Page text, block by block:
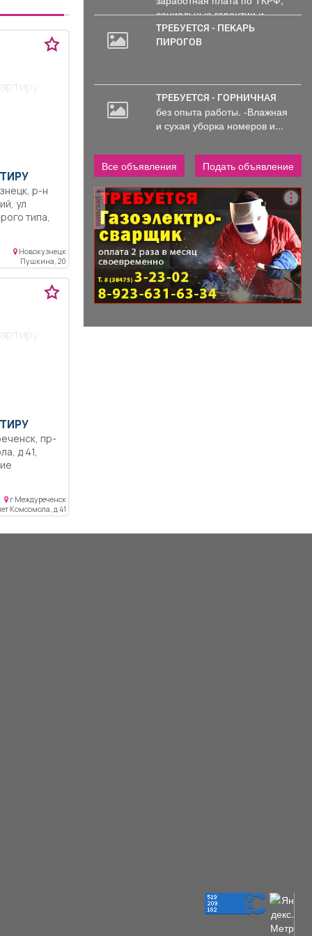
ул
окна,
Новокузнецк
Пушкина, 20
д 41,
Квартира
доме.
все
г Междуреченск
Комсомола, д 41
социальные гарантии и
уверенность в...
ТРЕБУЕТСЯ - ПЕКАРЬ
ПИРОГОВ
ТРЕБУЕТСЯ - ГОРНИЧНАЯ
без опыта работы. -Влажная
и сухая уборка номеров и...
Все объявления Подать объявление
реклама